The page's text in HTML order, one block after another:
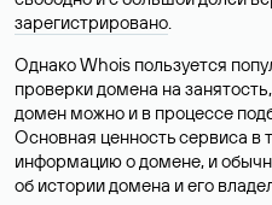
зарегистрировано.
Однако Whois пользуется
проверки домена на
домен можно и в процессе
Основная ценность сервиса в
информацию о домене, и
об истории домена и его